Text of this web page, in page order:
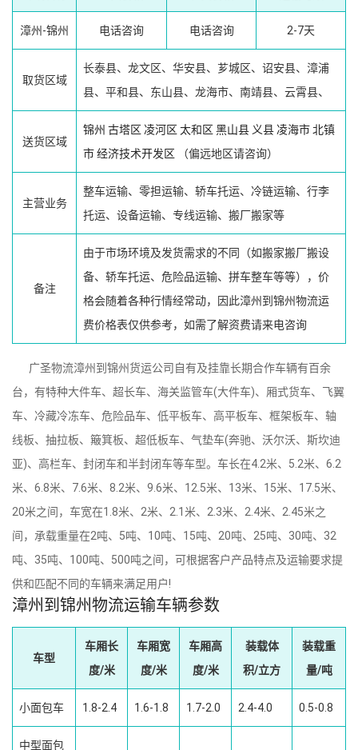
漳州-锦州 电话咨询 电话咨询 2-7天
取货区域
长泰县、龙文区、华安县、芗城区、诏安县、漳浦
县、平和县、东山县、龙海市、南靖县、云霄县、
送货区域
锦州 古塔区 凌河区 太和区 黑山县 义县 凌海市北镇
市经济技术开发区 （偏远地区请咨询）
主营业务
整车运输、零担运输、轿车托运、冷链运输、行李
托运、设备运输、专线运输、搬厂搬家等
备注
由于市场环境及发货需求的不同（如搬家搬厂搬设
备、轿车托运、危险品运输、拼车整车等等），价
格会随着各种行情经常动，因此漳州到锦州物流运
费价格表仅供参考，如需了解资费请来电咨询
广圣物流漳州到锦州货运公司自有及挂靠长期合作车辆有百余
台，有特种大件车、超长车、海关监管车(大件车)、厢式货车、飞翼
车、冷藏冷冻车、危险品车、低平板车、高平板车、框架板车、轴
线板、抽拉板、簸箕板、超低板车、气垫车(奔驰、沃尔沃、斯坎迪
亚)、高栏车、封闭车和半封闭车等车型。车长在4.2米、5.2米、6.2
米、6.8米、7.6米、8.2米、9.6米、12.5米、13米、15米、17.5米、
20米之间，车宽在1.8米、2米、2.1米、2.3米、2.4米、2.45米之
间，承载重量在2吨、5吨、10吨、15吨、20吨、25吨、30吨、32
吨、35吨、100吨、500吨之间，可根据客户产品特点及运输要求提
供和匹配不同的车辆来满足用户!
漳州到锦州物流运输车辆参数
车型
车厢长
度/米
车厢宽
度/米
车厢高
度/米
装载体
积/立方
装载重
量/吨
小面包车 1.8-2.4 1.6-1.8 1.7-2.0 2.4-4.0 0.5-0.8
中型面包